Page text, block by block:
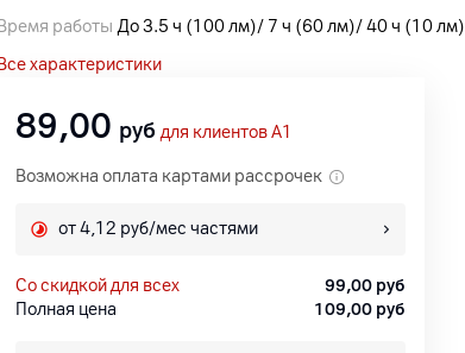
Время работы До 3.5 ч (100 лм)/ 7 ч (60 лм)/ 40 ч (10 лм)
Все характеристики
89,00 руб для клиентов A1
Возможна оплата картами рассрочек
от 4,12 руб/мес частями
со скидкой для всех 99,00 руб
Полная цена
109,00 руб